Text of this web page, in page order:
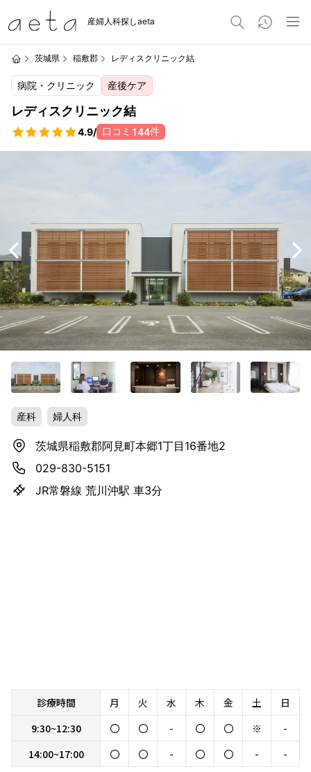
産婦人科探しaeta
茨城県 稲敷郡 レディスクリニック結
病院・クリニック 産後ケア
レディスクリニック結
4.9/ 口コミ 144件
産科 婦人科
茨城県稲敷郡阿見町本郷1丁目16番地2
029-830-5151
JR常磐線 荒川沖駅 車3分
診療時間 月 火 水 木 金 土
日
9:30~12:30
〇 〇 - 〇 〇 ※
-
14:00~17:00
〇 〇 - 〇 〇 - -